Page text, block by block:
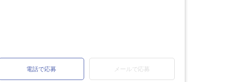
電話で応募 メールで応募